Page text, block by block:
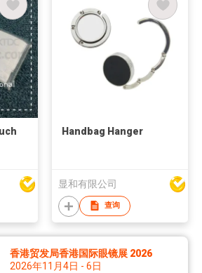
Handbag Hanger
显和有限公司
查询
香港贸发局香港国际眼镜展 2026
2026年11月4日 - 6日